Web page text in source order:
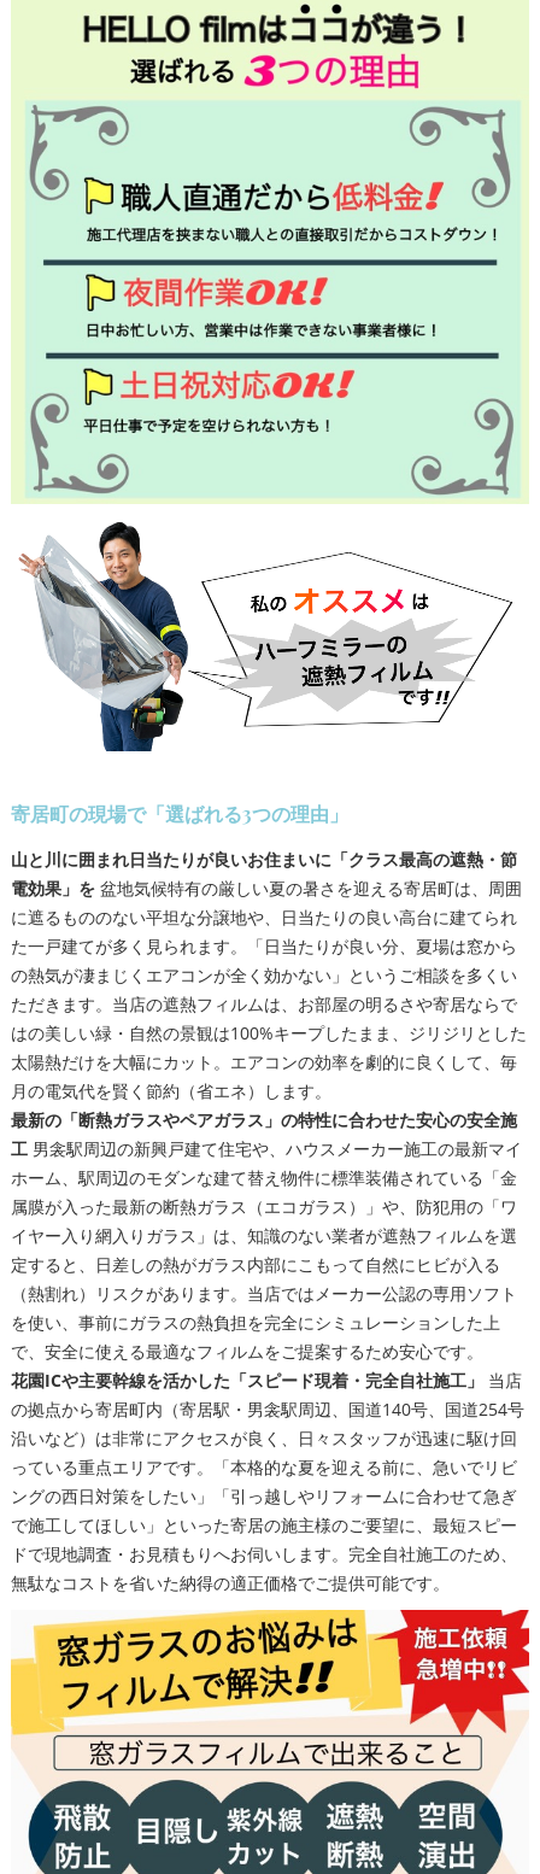
寄居町の現場で「選ばれる3つの理由」
山と川に囲まれ日当たりが良いお住まいに「クラス最高の遮熱・節
電効果」を盆地気候特有の厳しい夏の暑さを迎える寄居町は、周囲
に遮るもののない平坦な分譲地や、日当たりの良い高台に建てられ
た一戸建てが多く見られます。「日当たりが良い分、夏場は窓から
の熱気が凄まじくエアコンが全く効かない」というご相談を多くい
ただきます。当店の遮熱フィルムは、お部屋の明るさや寄居ならで
はの美しい緑・自然の景観は100%キープしたまま、ジリジリとした
太陽熱だけを大幅にカット。エアコンの効率を劇的に良くして、毎
月の電気代を賢く節約（省エネ）します。
最新の「断熱ガラスやペアガラス」の特性に合わせた安心の安全施
工男衾駅周辺の新興戸建て住宅や、ハウスメーカー施工の最新マイ
ホーム、駅周辺のモダンな建て替え物件に標準装備されている「金
属膜が入った最新の断熱ガラス（エコガラス）」や、防犯用の「ワ
イヤー入り網入りガラス」は、知識のない業者が遮熱フィルムを選
定すると、日差しの熱がガラス内部にこもって自然にヒビが入る
（熱割れ）リスクがあります。当店ではメーカー公認の専用ソフト
を使い、事前にガラスの熱負担を完全にシミュレーションした上
で、安全に使える最適なフィルムをご提案するため安心です。
花園ICや主要幹線を活かした「スピード現着・完全自社施工」
当店
の拠点から寄居町内（寄居駅・男衾駅周辺、国道140号、国道254号
沿いなど）は非常にアクセスが良く、日々スタッフが迅速に駆け回
っている重点エリアです。「本格的な夏を迎える前に、急いでリビ
ングの西日対策をしたい」「引っ越しやリフォームに合わせて急ぎ
で施工してほしい」といった寄居の施主様のご要望に、最短スピー
ドで現地調査・お見積もりへお伺いします。完全自社施工のため、
無駄なコストを省いた納得の適正価格でご提供可能です。